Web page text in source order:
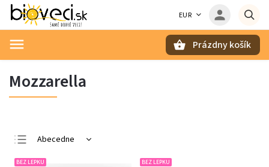
EUR
Prázdny košík
Mozzarella
Abecedne
Najlacnejšie
BEZ LEPKU
BEZ LEPKU